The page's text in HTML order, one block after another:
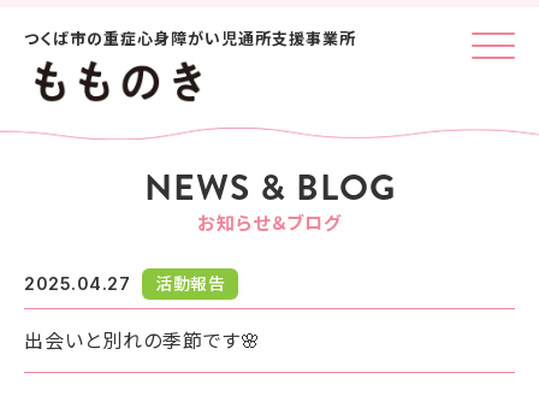
つくば市の重症心身障がい児通所支援事業所
Click
NEWS & BLOG
お知らせ＆ブログ
2025.04.27 活動報告
出会いと別れの季節です🌸